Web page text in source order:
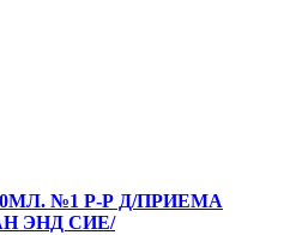
№1 Р-Р Д/ПРИЕМА
ЭНД СИЕ/